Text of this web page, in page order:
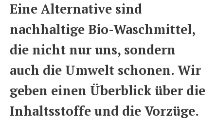
Eine Alternative sind
nachhaltige Bio-Waschmittel,
die nicht nur uns, sondern
auch die Umwelt schonen. Wir
geben einen Überblick über die
Inhaltsstoffe und die Vorzüge.